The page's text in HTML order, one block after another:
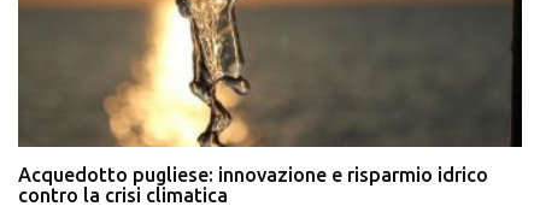
Acquedotto pugliese: innovazione e risparmio idrico
contro la crisi climatica